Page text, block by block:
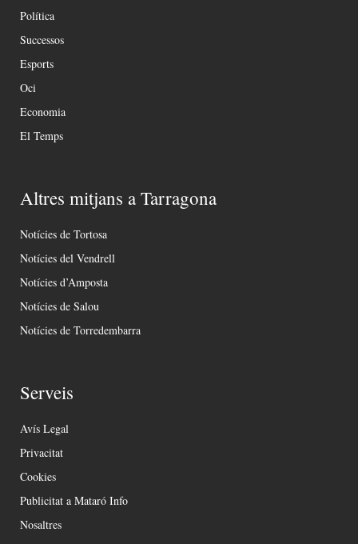
Política
Successos
Esports
Oci
Economia
El Temps
Altres mitjans a Tarragona
Notícies de Tortosa
Notícies del Vendrell
Notícies d’Amposta
Notícies de Salou
Notícies de Torredembarra
Serveis
Avís Legal
Privacitat
Cookies
Publicitat a Mataró Info
Nosaltres